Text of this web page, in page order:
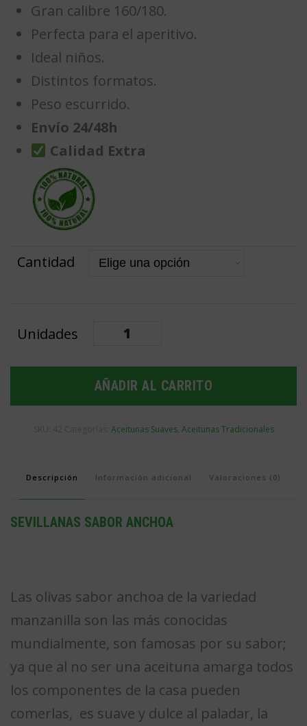
Gran calibre 160/180.
Perfecta para el aperitivo.
Ideal niños.
Distintos formatos.
Peso escurrido.
Envío 24/48h
Calidad Extra
Cantidad
Sevillana
anchoa
AÑADIR AL CARRITO
Aceitunas Suaves, Aceitunas Tradicionales
Descripción Información adicional Valoraciones (0)
SEVILLANAS SABOR ANCHOA
Las olivas sabor anchoa de la variedad
manzanilla son las más conocidas
mundialmente, son famosas por su sabor;
ya que al no ser una aceituna amarga todos
los componentes de la casa pueden
comerlas, es suave y dulce al paladar, la